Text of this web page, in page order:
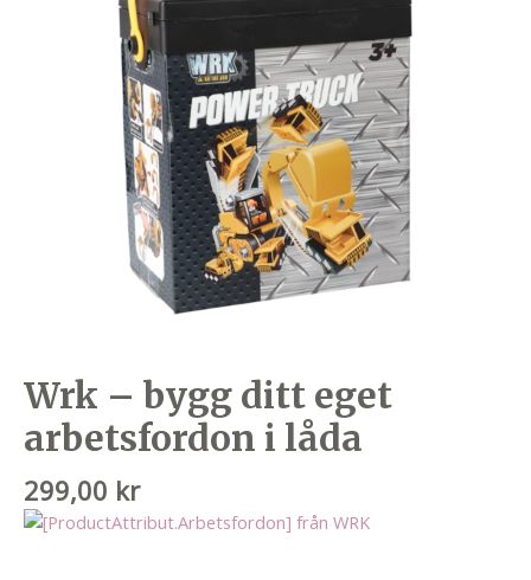
Wrk – bygg ditt eget
arbetsfordon i låda
299,00 kr